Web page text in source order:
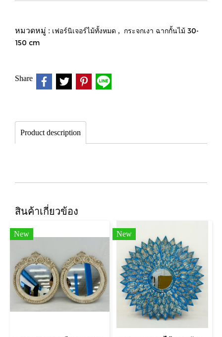
หมวดหมู่ : เฟอร์นิเจอร์ไม้ทั้งหมด , กระจกเงา ฉากกั้นไม้ 30-
150 cm
Share
Product description
สินค้าเกี่ยวข้อง
New New